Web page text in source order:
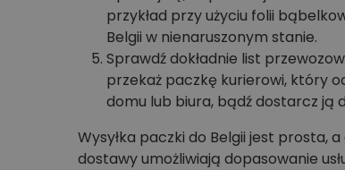
przykład przy użyciu folii
Belgii w nienaruszonym stanie.
Sprawdź dokładnie list
przekaż paczkę kurierowi, który
domu lub biura, bądź dostarcz ją
Wysyłka paczki do Belgii jest prosta,
dostawy umożliwiają dopasowanie